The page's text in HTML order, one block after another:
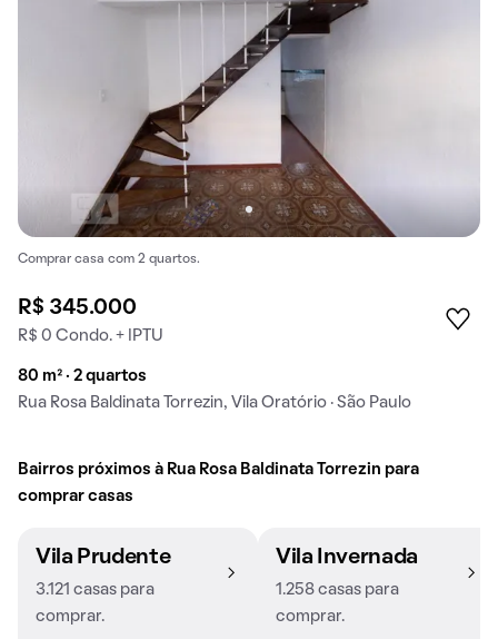
Comprar casa com 2 quartos.
R$ 345.000
R$ 0 Condo. + IPTU
80 m² · 2 quartos
Rua Rosa Baldinata Torrezin, Vila Oratório · São Paulo
Bairros próximos à Rua Rosa Baldinata Torrezin para
comprar casas
Vila Prudente
3.121 casas para
comprar.
Vila Invernada
1.258 casas para
comprar.